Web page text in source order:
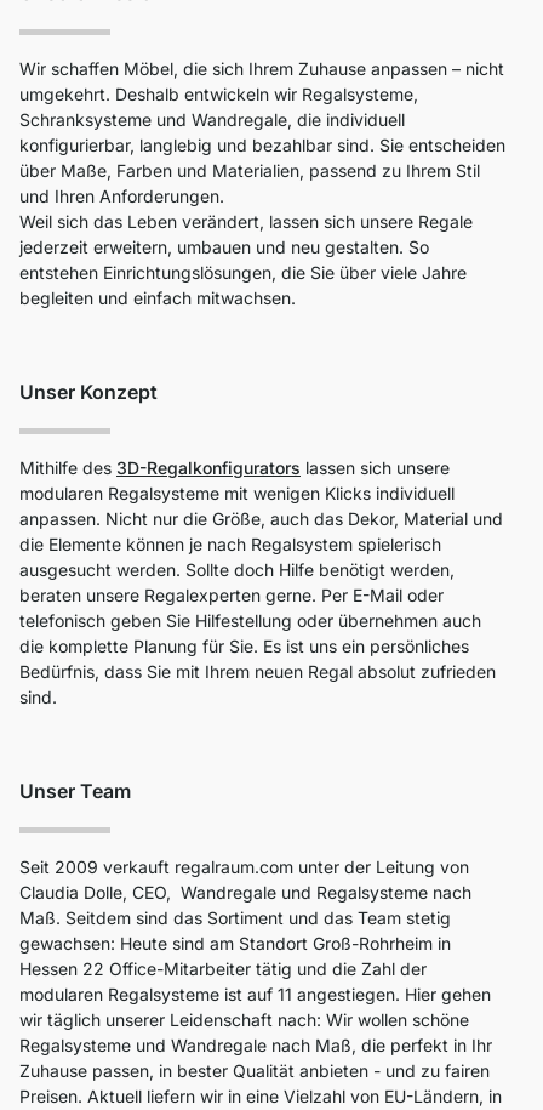
Wir schaffen Möbel, die sich Ihrem Zuhause anpassen – nicht
umgekehrt. Deshalb entwickeln wir Regalsysteme,
Schranksysteme und Wandregale, die individuell
konfigurierbar, langlebig und bezahlbar sind. Sie entscheiden
über Maße, Farben und Materialien, passend zu Ihrem Stil
und Ihren Anforderungen.
Weil sich das Leben verändert, lassen sich unsere Regale
jederzeit erweitern, umbauen und neu gestalten. So
entstehen Einrichtungslösungen, die Sie über viele Jahre
begleiten und einfach mitwachsen.
Unser Konzept
Mithilfe des 3D-Regalkonfigurators lassen sich unsere
modularen Regalsysteme mit wenigen Klicks individuell
anpassen. Nicht nur die Größe, auch das Dekor, Material und
die Elemente können je nach Regalsystem spielerisch
ausgesucht werden. Sollte doch Hilfe benötigt werden,
beraten unsere Regalexperten gerne. Per E-Mail oder
telefonisch geben Sie Hilfestellung oder übernehmen auch
die komplette Planung für Sie. Es ist uns ein persönliches
Bedürfnis, dass Sie mit Ihrem neuen Regal absolut zufrieden
sind.
Unser Team
Seit 2009 verkauft regalraum.com unter der Leitung von
Claudia Dolle, CEO, Wandregale und Regalsysteme nach
Maß. Seitdem sind das Sortiment und das Team stetig
gewachsen: Heute sind am Standort Groß-Rohrheim in
Hessen 22 Office-Mitarbeiter tätig und die Zahl der
modularen Regalsysteme ist auf 11 angestiegen. Hier gehen
wir täglich unserer Leidenschaft nach: Wir wollen schöne
Regalsysteme und Wandregale nach Maß, die perfekt in Ihr
Zuhause passen, in bester Qualität anbieten - und zu fairen
Preisen. Aktuell liefern wir in eine Vielzahl von EU-Ländern, in